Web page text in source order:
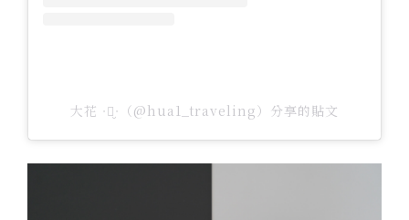
大花 ᐧ༚̮ᐧ（@hua1_traveling）分享的貼文